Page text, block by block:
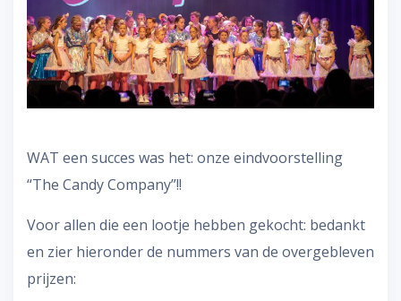
WAT een succes was het: onze eindvoorstelling
“The Candy Company”!!
Voor allen die een lootje hebben gekocht: bedankt
en zier hieronder de nummers van de overgebleven
prijzen: